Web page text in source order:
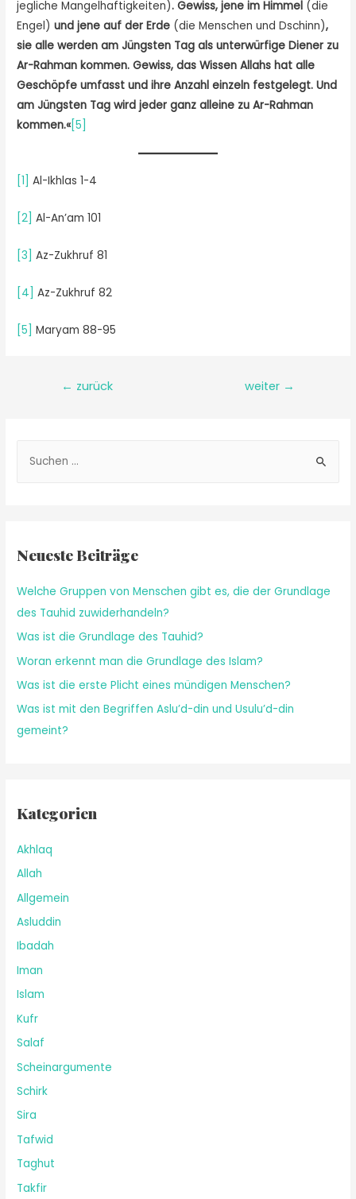
jegliche Mangelhaftigkeiten). Gewiss, jene im Himmel (die
Engel) und jene auf der Erde (die Menschen und Dschinn),
sie alle werden am Jüngsten Tag als unterwürfige Diener zu
Ar-Rahman kommen. Gewiss, das Wissen Allahs hat alle
Geschöpfe umfasst und ihre Anzahl einzeln festgelegt. Und
am Jüngsten Tag wird jeder ganz alleine zu Ar-Rahman
kommen.«[5]
[1] Al-Ikhlas 1-4
[2] Al-An’am 101
[3] Az-Zukhruf 81
[4] Az-Zukhruf 82
[5] Maryam 88-95
← zurück weiter →
Neueste Beiträge
Welche Gruppen von Menschen gibt es, die der Grundlage
des Tauhid zuwiderhandeln?
Was ist die Grundlage des Tauhid?
Woran erkennt man die Grundlage des Islam?
Was ist die erste Plicht eines mündigen Menschen?
Was ist mit den Begriffen Aslu’d-din und Usulu’d-din
gemeint?
Kategorien
Akhlaq
Allah
Allgemein
Asluddin
Ibadah
Iman
Islam
Kufr
Salaf
Scheinargumente
Schirk
Sira
Tafwid
Taghut
Takfir